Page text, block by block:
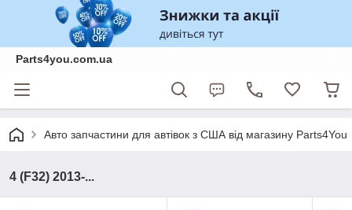
Parts4you.com.ua
Авто запчастини для автівок з США від магазину Parts4You
4 (F32) 2013-...